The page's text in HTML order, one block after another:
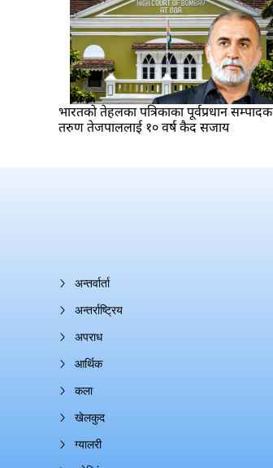
भारतकाे तेहलका पत्रिकाका पूर्वप्रधान सम्पादक
तरुण तेजपाललाई १० वर्ष कैद सजाय
अन्तर्वार्ता
अन्तर्राष्ट्रिय
अपराध
आर्थिक
कला
खेलकुद
ग्यालरी